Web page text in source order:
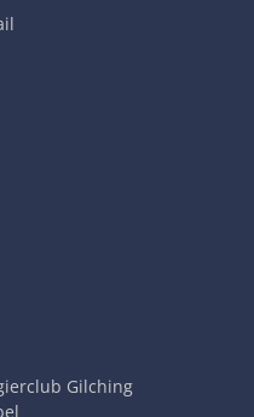
Gilching